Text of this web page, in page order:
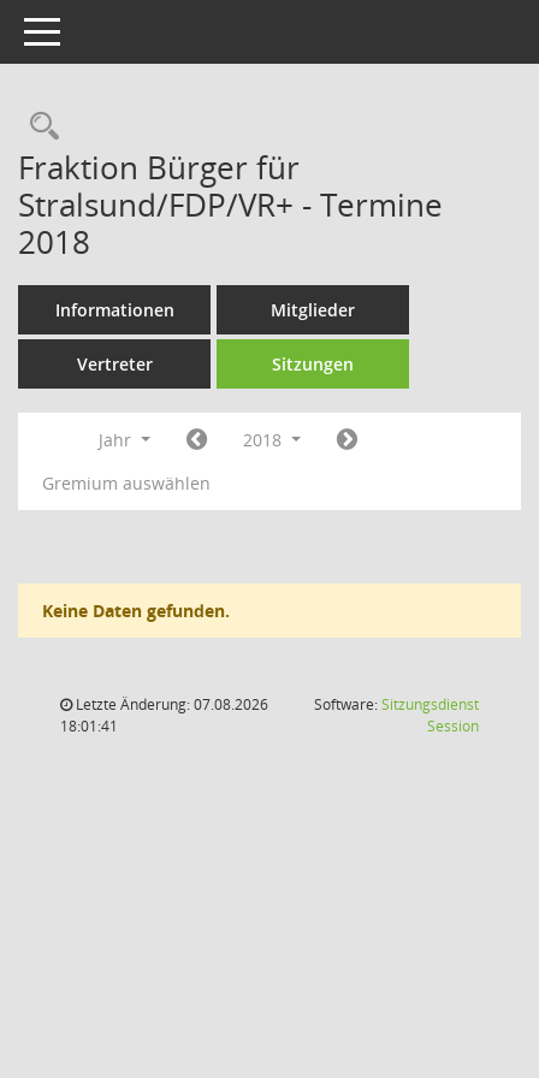
Toggle navigation
Rechercheauswahl
Fraktion Bürger für
Stralsund/FDP/VR+ - Termine
2018
Informationen Mitglieder
Vertreter Sitzungen
Jahr
2018
Gremium auswählen
Keine Daten gefunden.
Letzte Änderung: 07.08.2026
18:01:41
Software:Sitzungsdienst
Session(Wird in